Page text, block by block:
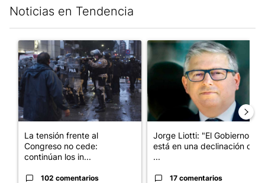
Noticias en Tendencia
Un artículo de tendencia con el título "La tensión frente al
La tensión frente al
Congreso no cede:
continúan los in...
102 comentarios
Un artículo de tendencia con
Jorge Liotti: "El Gobierno
está en una declinación que
...
17 comentarios